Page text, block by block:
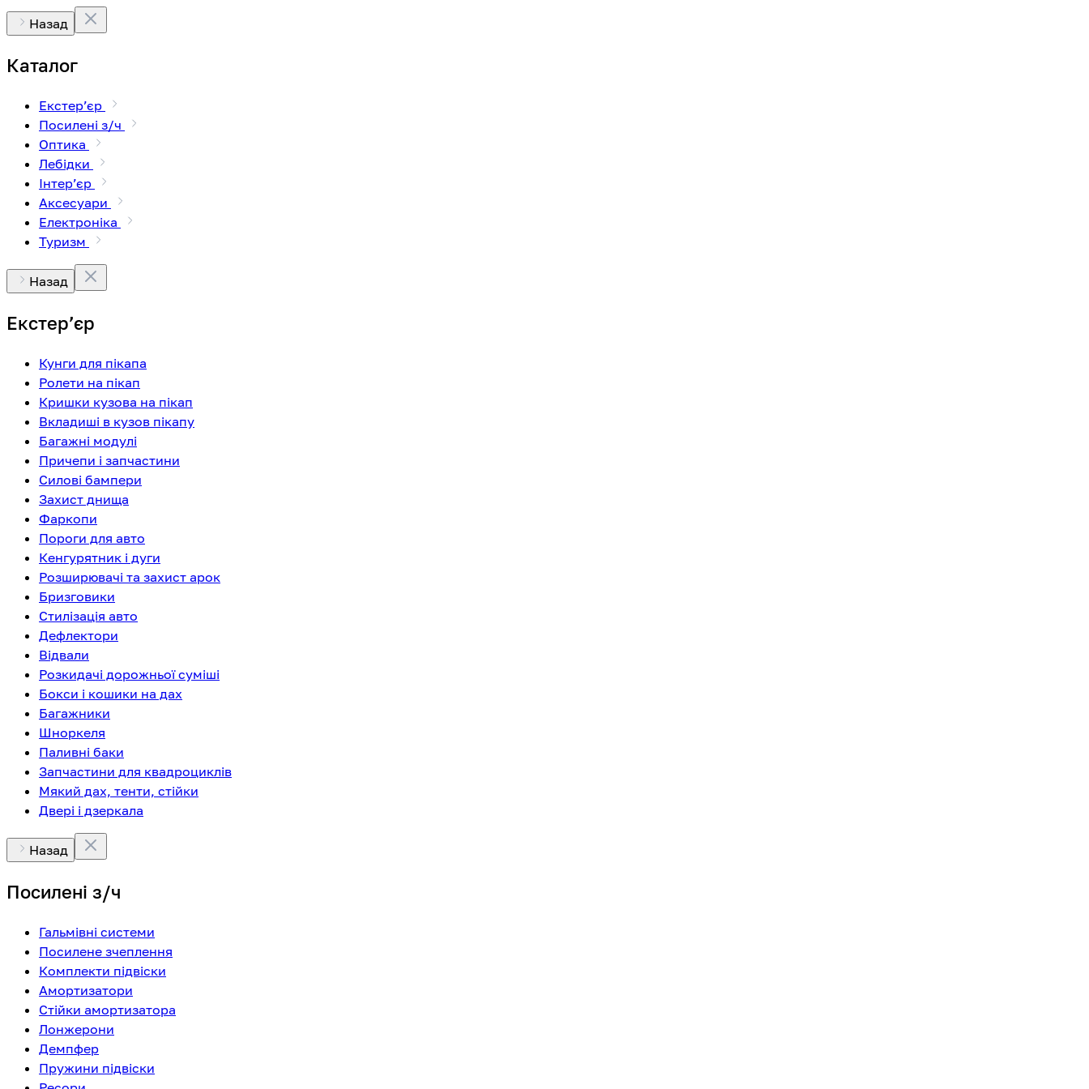
Назад
Каталог
Екстерʼєр
Посилені з/ч
Оптика
Лебідки
Інтерʼєр
Аксесуари
Електроніка
Туризм
Назад
Екстерʼєр
Кунги для пікапа
Ролети на пікап
Кришки кузова на пікап
Вкладиші в кузов пікапу
Багажні модулі
Причепи і запчастини
Силові бампери
Захист днища
Фаркопи
Пороги для авто
Кенгурятник і дуги
Розширювачі та захист арок
Бризговики
Стилізація авто
Дефлектори
Відвали
Розкидачі дорожньої суміші
Бокси і кошики на дах
Багажники
Шноркеля
Паливні баки
Запчастини для квадроциклів
Мякий дах, тенти, стійки
Двері і дзеркала
Назад
Посилені з/ч
Гальмівні системи
Посилене зчеплення
Комплекти підвіски
Амортизатори
Стійки амортизатора
Лонжерони
Демпфер
Пружини підвіски